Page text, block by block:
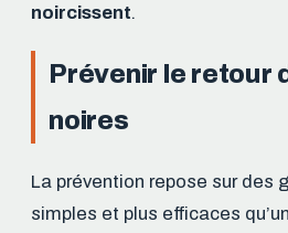
noircissent.
Prévenir le retour
noires
La prévention repose sur des
simples et plus efficaces